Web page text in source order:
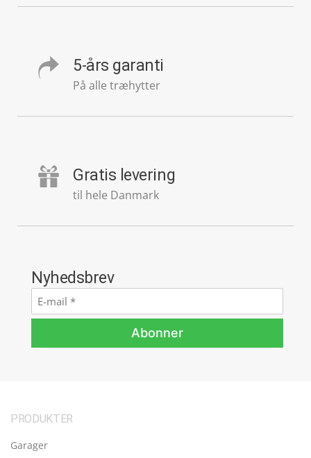
5-års garanti
På alle træhytter
Gratis levering
til hele Danmark
Nyhedsbrev
E-
mail*
Abonner
PRODUKTER
Garager